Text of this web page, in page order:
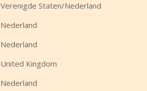
Verenigde Staten/Nederland
Nederland
Nederland
United Kingdom
Nederland